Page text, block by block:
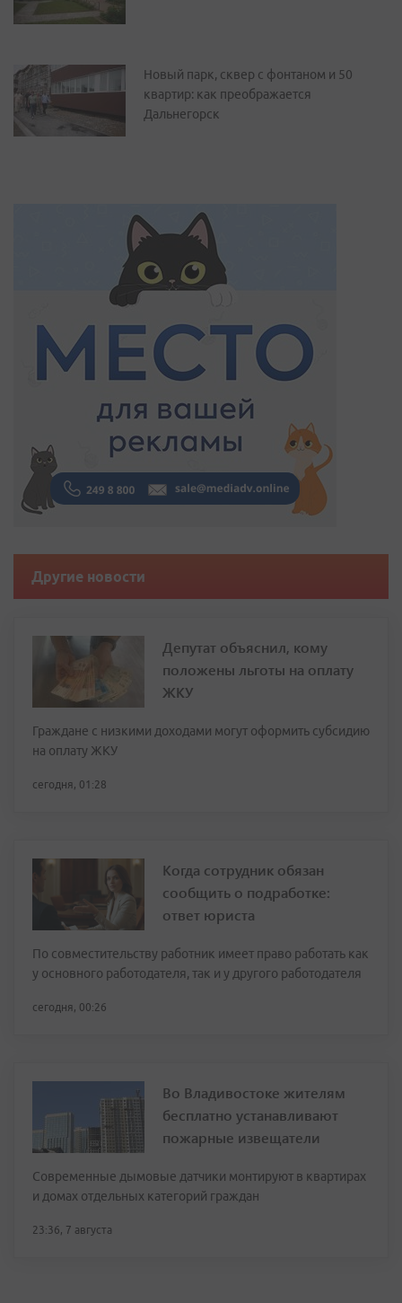
Новый парк, сквер с фонтаном и 50
квартир: как преображается
Дальнегорск
Другие новости
Депутат объяснил, кому
положены льготы на оплату
ЖКУ
Граждане с низкими доходами могут оформить субсидию
на оплату ЖКУ
сегодня, 01:28
Когда сотрудник обязан
сообщить о подработке:
ответ юриста
По совместительству работник имеет право работать как
у основного работодателя, так и у другого работодателя
сегодня, 00:26
Во Владивостоке жителям
бесплатно устанавливают
пожарные извещатели
Современные дымовые датчики монтируют в квартирах
и домах отдельных категорий граждан
23:36, 7 августа